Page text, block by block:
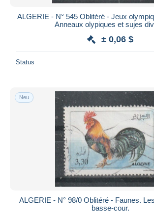
ALGERIE - N° 545 Oblitéré - Jeux
Anneaux olypiques et sujes
± 0,06 $
Status
Neu
ALGERIE - N° 98/0 Oblitéré - Faunes.
basse-cour.